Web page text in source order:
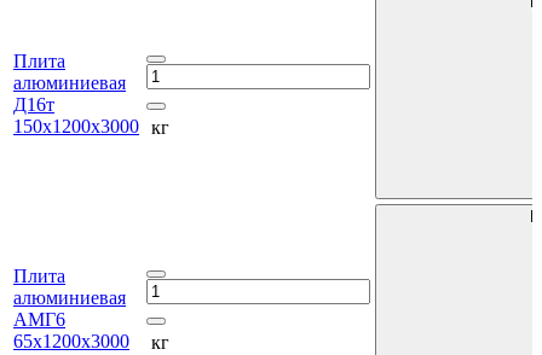
Плита
алюминиевая
Д16т
150х1200х3000 кг
Плита
алюминиевая
АМГ6
65х1200х3000
кг